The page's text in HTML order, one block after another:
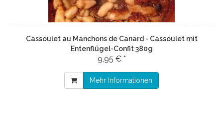
Cassoulet au Manchons de Canard - Cassoulet mit
Entenflügel-Confit 380g
9,95 € *
Mehr Informationen